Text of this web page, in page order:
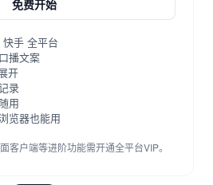
免费开始
手 全平台
播文案
开
录
用
览器也能用
客户端等进阶功能需开通全平台VIP。